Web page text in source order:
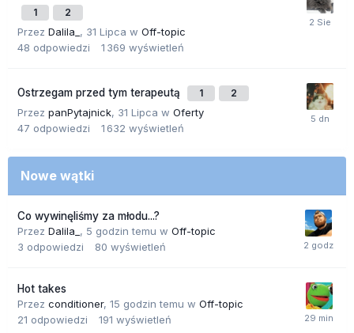
1 2
Przez Dalila_ , 31 Lipca w Off-topic
48 odpowiedzi 1 369 wyświetleń
Ostrzegam przed tym terapeutą 1 2
Przez panPytajnick, 31 Lipca w Oferty
47 odpowiedzi 1 632 wyświetleń
Nowe wątki
Co wywinęliśmy za młodu...?
Przez Dalila_ , 5 godzin temu w Off-topic
3 odpowiedzi 80 wyświetleń
Hot takes
Przez conditioner, 15 godzin temu w Off-topic
21 odpowiedzi 191 wyświetleń